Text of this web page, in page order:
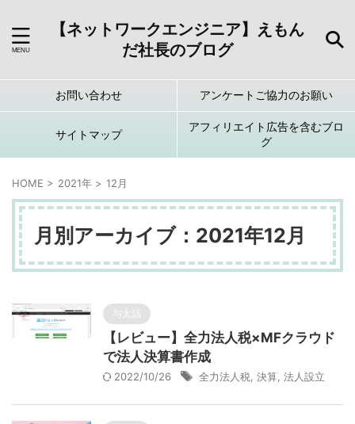
【ネットワークエンジニア】えもん
だ社長のブログ
お問い合わせ アンケートご協力のお願い
サイトマップ
アフィリエイト広告を含むブロ
グ
HOME > 2021年 > 12月
月別アーカイブ：2021年12月
与太話
【レビュー】全力法人税×MFクラウド
で法人決算書作成
2022/10/26 全力法人税 決算 法人設立